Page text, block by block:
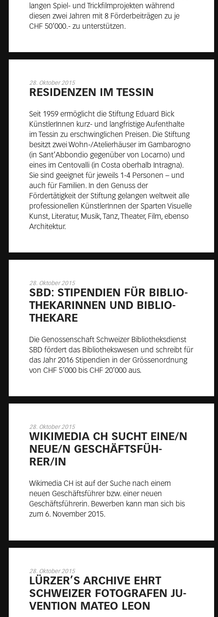
langen Spiel- und Trickfilmprojekten während
diesen zwei Jahren mit 8 Förderbeiträgen zu je
CHF 50’000.- zu unterstützen.
28. Oktober 2015
RE­SI­DEN­ZEN IM TES­SIN
Seit 1959 ermöglicht die Stiftung Eduard Bick
KünstlerInnen kurz- und langfristige Aufenthalte
im Tessin zu erschwinglichen Preisen. Die Stiftung
besitzt zwei Wohn-/Atelierhäuser im Gambarogno
(in Sant’Abbondio gegenüber von Locarno) und
eines im Centovalli (in Costa oberhalb Intragna).
Sie sind geeignet für jeweils 1-4 Personen – und
auch für Familien. In den Genuss der
Fördertätigkeit der Stiftung gelangen weltweit alle
professionellen KünstlerInnen der Sparten Visuelle
Kunst, Literatur, Musik, Tanz, Theater, Film, ebenso
Architektur.
28. Oktober 2015
SBD: STI­PEN­DI­EN FÜR BI­BLIO­
THE­KA­RIN­NEN UND BI­BLIO­
THE­KA­RE
Die Genossenschaft Schweizer Bibliotheksdienst
SBD fördert das Bibliothekswesen und schreibt für
das Jahr 2016 Stipendien in der Grössenordnung
von CHF 5’000 bis CHF 20’000 aus.
28. Oktober 2015
WI­KI­ME­DIA CH SUCHT EI­NE/N
NEUE/N GE­SCHÄFTS­FÜH­
RER/IN
Wikimedia CH ist auf der Suche nach einem
neuen Geschäftsführer bzw. einer neuen
Geschäftsführerin. Bewerben kann man sich bis
zum 6. November 2015.
28. Oktober 2015
LÜRZ­ER’S ARCHIVE EHRT
SCHWEIZ­ER FO­TOGRAFEN JU­
VEN­TION MA­TEO LEON